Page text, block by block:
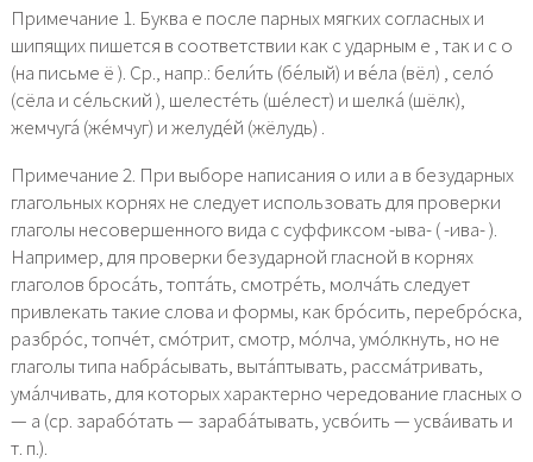
Примечание 1. Буква е после парных мягких согласных и
шипящих пишется в соответствии как с ударным е , так и с о
(на письме ё ). Ср., напр.: бели́ть (бе́лый) и ве́ла (вёл) , село́
(сёла и се́льский ), шелесте́ть (ше́лест) и шелка́ (шёлк),
жемчуга́ (же́мчуг) и желуде́й (жёлудь) .
Примечание 2. При выборе написания о или а в безударных
глагольных корнях не следует использовать для проверки
глаголы несовершенного вида с суффиксом -ыва- ( -ива- ).
Например, для проверки безударной гласной в корнях
глаголов броса́ть, топта́ть, смотре́ть, молча́ть следует
привлекать такие слова и формы, как бро́сить, перебро́ска,
разбро́с, топче́т, смо́трит, смотр, мо́лча, умо́лкнуть, но не
глаголы типа набра́сывать, выта́птывать, рассма́тривать,
ума́лчивать, для которых характерно чередование гласных о
— а (ср. зарабо́тать — зараба́тывать, усво́ить — усва́ивать и
т. п.).